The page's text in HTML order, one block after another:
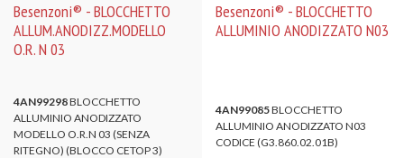
Besenzoni® - BLOCCHETTO
ALLUM.ANODIZZ.MODELLO
O.R. N 03
4AN99298BLOCCHETTO
ALLUMINIO ANODIZZATO
MODELLO O.R.N 03 (SENZA
RITEGNO) (BLOCCO CETOP 3)
Besenzoni® - BLOCCHETTO
ALLUMINIO ANODIZZATO N03
4AN99085BLOCCHETTO
ALLUMINIO ANODIZZATO N03
CODICE (G3.860.02.01B)